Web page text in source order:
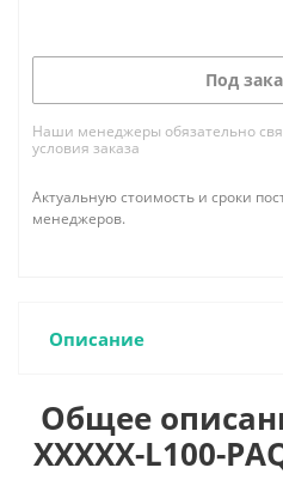
Под
Наши менеджеры обязательно
условия заказа
Актуальную стоимость и сроки
менеджеров.
Описание
Общее
XXXXX-L100-